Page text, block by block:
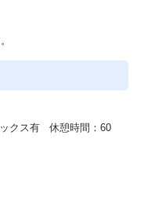
クス有 休憩時間：60